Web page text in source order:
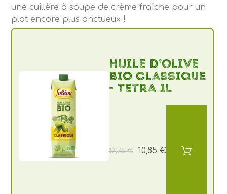
une cuillère à soupe de crème fraîche pour un
plat encore plus onctueux !
Huile d’olive
BIO Classique
- Tetra 1L
12,76 € 10,85 €